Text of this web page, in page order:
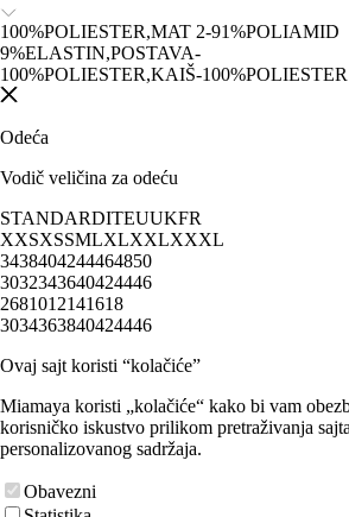
100%POLIESTER,MAT 2-91%POLIAMID
9%ELASTIN,POSTAVA-
100%POLIESTER,KAIŠ-100%POLIESTER
Odeća
Vodič veličina za odeću
STANDARDITEUUKFR
XXSXSSMLXLXXLXXXL
3438404244464850
3032343640424446
2681012141618
3034363840424446
Ovaj sajt koristi “kolačiće”
Miamaya koristi „kolačiće“ kako bi vam
korisničko iskustvo prilikom pretraživanja
personalizovanog sadržaja.
Obavezni